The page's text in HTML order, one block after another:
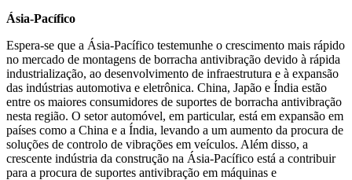
Ásia-Pacífico
Espera-se que a Ásia-Pacífico testemunhe o crescimento mais rápido
no mercado de montagens de borracha antivibração devido à rápida
industrialização, ao desenvolvimento de infraestrutura e à expansão
das indústrias automotiva e eletrônica. China, Japão e Índia estão
entre os maiores consumidores de suportes de borracha antivibração
nesta região. O setor automóvel, em particular, está em expansão em
países como a China e a Índia, levando a um aumento da procura de
soluções de controlo de vibrações em veículos. Além disso, a
crescente indústria da construção na Ásia-Pacífico está a contribuir
para a procura de suportes antivibração em máquinas e